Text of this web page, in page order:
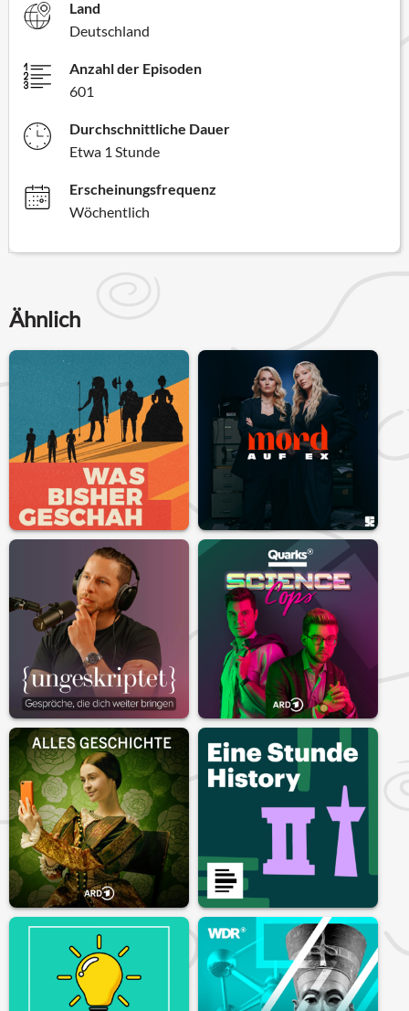
Land
Deutschland
Anzahl der Episoden
601
Durchschnittliche Dauer
Etwa 1 Stunde
Erscheinungsfrequenz
Wöchentlich
Ähnlich